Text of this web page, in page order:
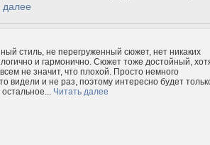
далее
стиль, не перегруженный сюжет, нет никаких
и гармонично. Сюжет тоже достойный,
не значит, что плохой. Просто немного
видели и не раз, поэтому интересно будет
Читать далее